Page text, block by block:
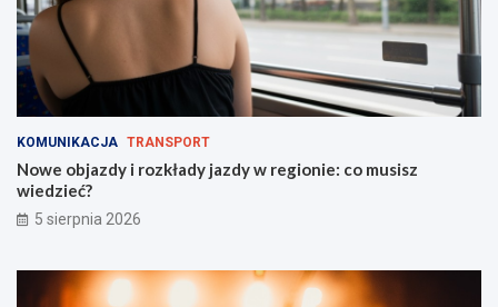
P
o
l
o
n
e
O
F
F
c
o
m
u
i
s
w
i
e
KOMUNIKACJA TRANSPORT
Nowe objazdy i rozkłady jazdy w regionie: co musisz
wiedzieć?
5 sierpnia 2026